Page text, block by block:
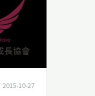
2015-10-27